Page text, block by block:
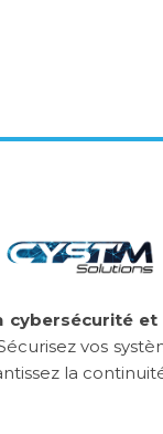
cybersécurité
vos
la